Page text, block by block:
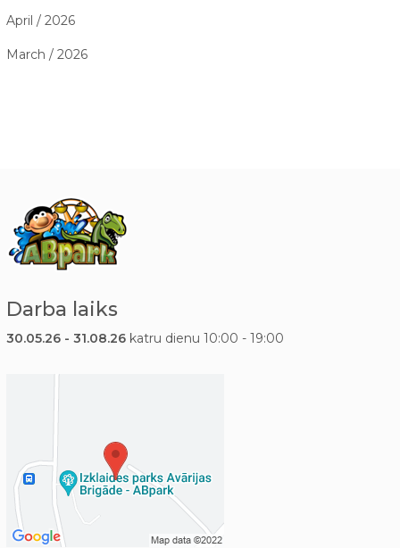
April / 2026
March / 2026
Darba laiks
30.05.26 - 31.08.26 katru dienu 10:00 - 19:00